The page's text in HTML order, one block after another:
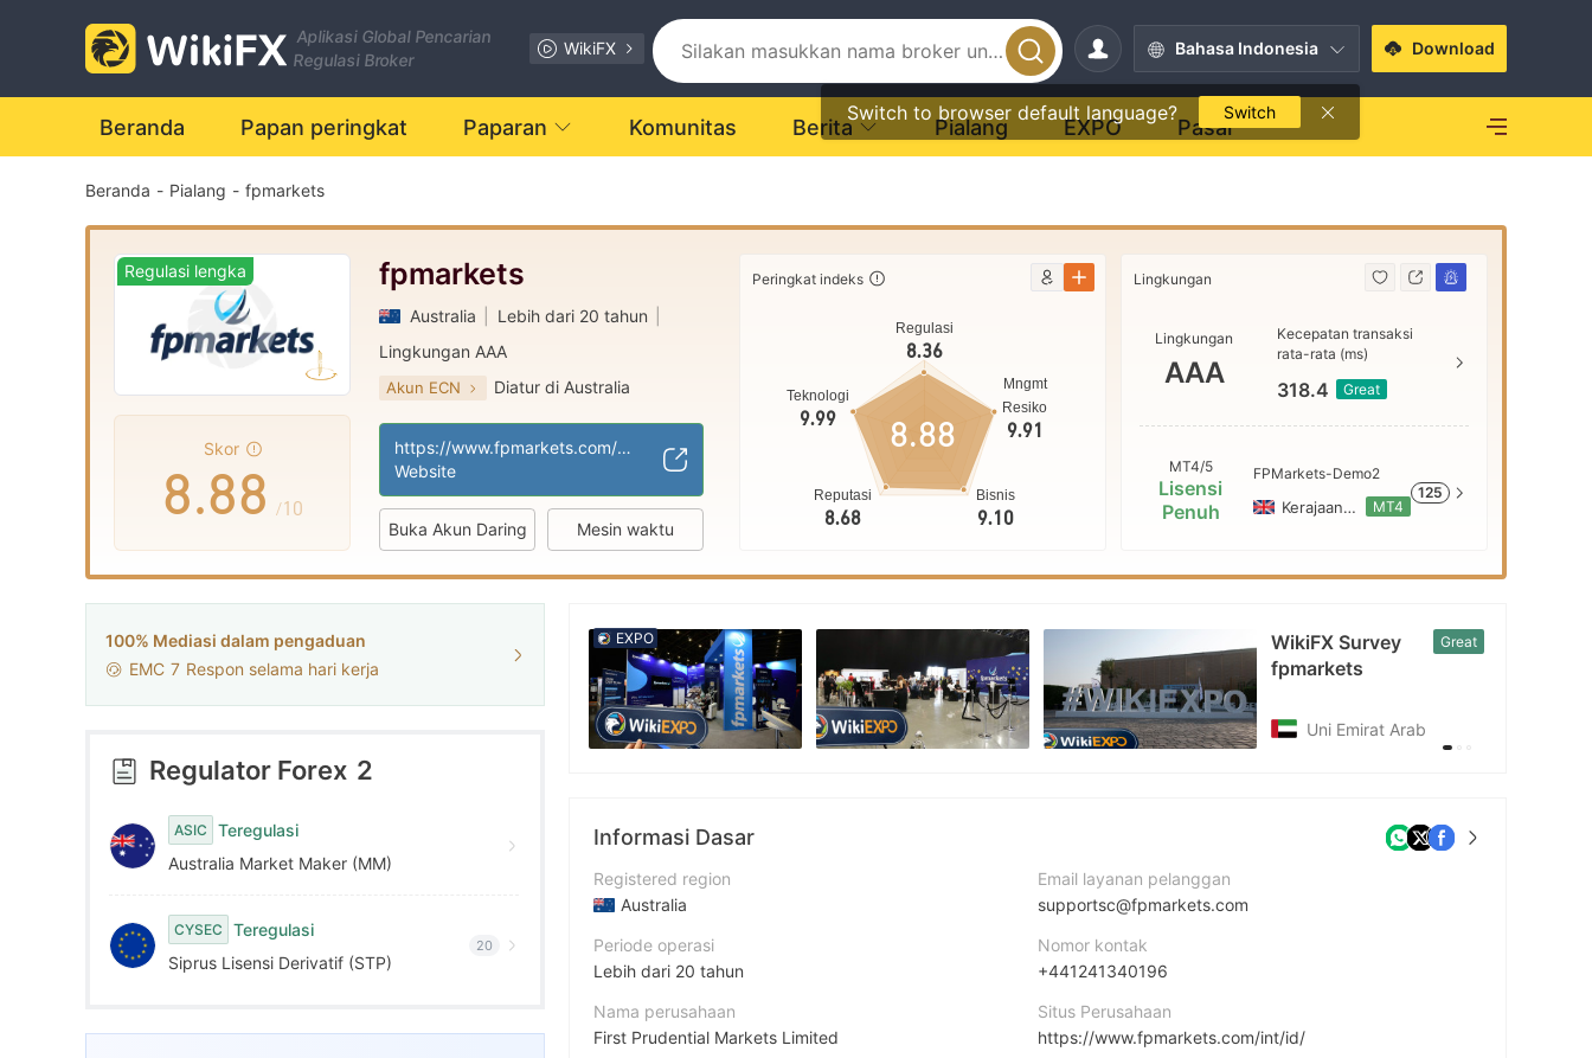
Aplikasi Global Pencarian
Regulasi Broker
WikiFX Bahasa Indonesia
Switch to browser default language? Switch
Download
Beranda Papan peringkat Paparan Komunitas Berita Pialang EXPO Pasar
Beranda - Pialang - fpmarkets
Regulasi lengka
Skor
2
3
4
5
6
7
8
9
.
2
3
4
5
6
7
8
9
2
3
4
5
6
7
8
9
/10
fpmarkets
Australia Lebih dari 20 tahun
Lingkungan AAA
Akun ECN Diatur di Australia
Lisensi Penuh MT4 | Bisnis Global
https://www.fpmarkets.com/int/id/
Website
Buka Akun Daring Mesin waktu
Peringkat indeks
Regulasi
8.36
Teknologi
9.99
Reputasi
8.68
Bisnis
9.10
Mngmt
Resiko
9.91
8.88
Lingkungan
Lingkungan
AAA
Kecepatan transaksi
rata-rata (ms)
318.4 Great
MT4/5
Lisensi
Penuh
FPMarkets-Demo2
Kerajaan Inggris MT4
125
100% Mediasi dalam pengaduan
EMC 7 Respon selama hari kerja
Regulator Forex 2
ASIC
Teregulasi
Australia Market Maker (MM)
CYSEC
Teregulasi
Siprus Lisensi Derivatif (STP)
20
WikiFX Survey
fpmarkets
Great
Uni Emirat Arab
EXPO
Informasi Dasar
Registered region
Australia
Periode operasi
Lebih dari 20 tahun
Nama perusahaan
First Prudential Markets Limited
Email layanan pelanggan
supportsc@fpmarkets.com
Nomor kontak
+441241340196
Situs Perusahaan
https://www.fpmarkets.com/int/id/